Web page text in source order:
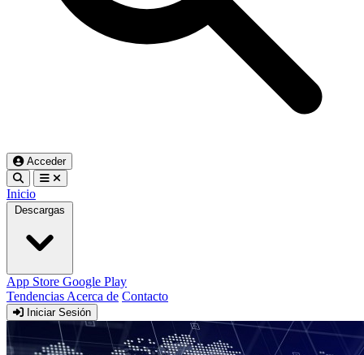
Acceder
Inicio
Descargas
App Store Google Play
Tendencias Acerca de Contacto
Iniciar Sesión